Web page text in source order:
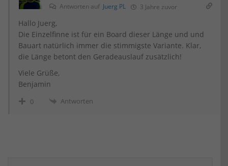
Antworten auf Juerg PL 3 Jahre zuvor
Hallo Juerg,
Die Einzelfinne ist für ein Board dieser Länge und und
Bauart natürlich immer die stimmigste Variante. Klar,
die Länge betont den Geradeauslauf zusätzlich!
Viele Grüße,
Benjamin
0 Antworten